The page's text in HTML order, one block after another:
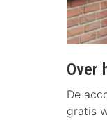
Over
De
gratis